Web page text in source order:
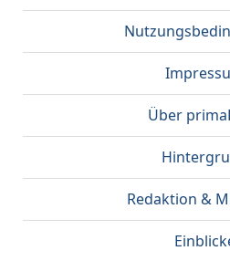
Über
Redaktion &